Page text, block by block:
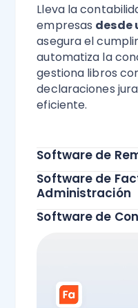
Lleva la
empresas desde
asegura el
automatiza la
gestiona libros
declaraciones
eficiente.
Software de
Todas las
Software de
Administración
Software de